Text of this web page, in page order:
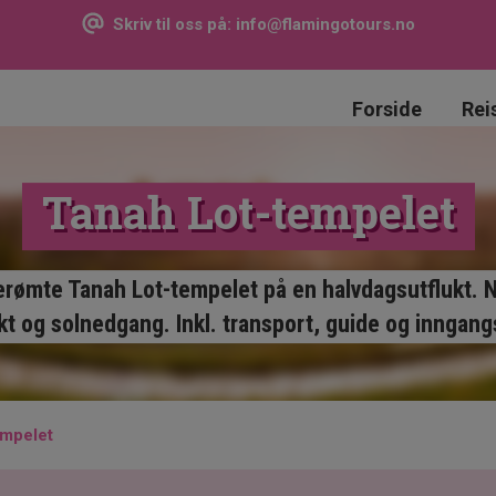
Skriv til oss på: info@flamingotours.no
Forside
Tanah Lot-tempelet
Tanah Lot-tempelet på en halvdagsutflukt.
og solnedgang. Inkl. transport, guide og